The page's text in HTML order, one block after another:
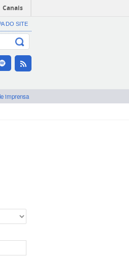
Canais
DO SITE
imprensa